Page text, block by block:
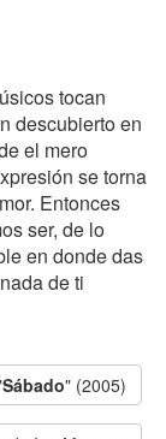
tocan
descubierto en
el mero
se torna
Entonces
ser, de lo
en donde das
de ti
Sábado" (2005)